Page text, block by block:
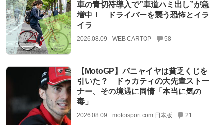
車の青切符導入で”車道ハミ出し”が急
増中！ ドライバーを襲う恐怖とイラ
イラ
2026.08.09 WEB CARTOP 58
【MotoGP】バニャイヤは貧乏くじを
引いた？ ドゥカティの大先輩ストー
ナー、その境遇に同情「本当に気の
毒」
2026.08.09 motorsport.com 日本版 21